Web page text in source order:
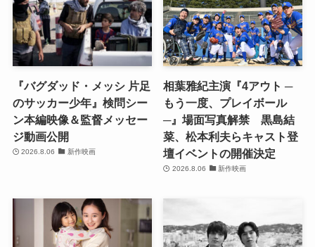
『バグダッド・メッシ 片足
のサッカー少年』検問シー
ン本編映像＆監督メッセー
ジ動画公開
2026.8.06 新作映画
相葉雅紀主演『4アウト ─
もう一度、プレイボール
─』場面写真解禁 黒島結
菜、松本利夫らキャスト登
壇イベントの開催決定
2026.8.06 新作映画